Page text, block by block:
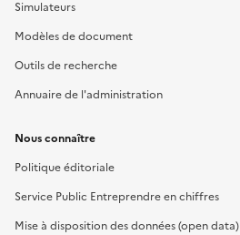
Simulateurs
Modèles de document
Outils de recherche
Annuaire de l'administration
Nous connaître
Politique éditoriale
Service Public Entreprendre en chiffres
Mise à disposition des données (open data)